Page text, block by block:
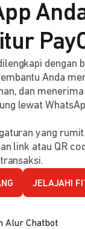
dengan
Anda
dan
lewat
yang
link atau QR
JELAJAHI
Alur Chatbot